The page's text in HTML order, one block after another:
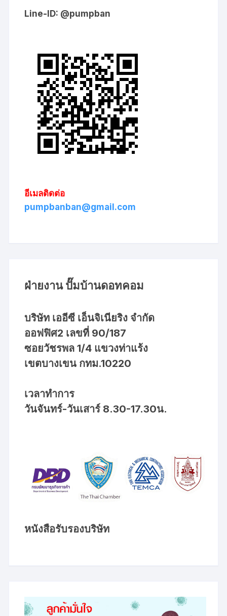
Line-ID: @pumpban
อีเมลติดต่อ
pumpbanban@gmail.com
ฝ่ายงาน ปั๊มบ้านดอทคอม
บริษัท เออีซี เอ็นจิเนียริง จำกัด
ออฟฟิศ2 เลขที่ 90/187
ซอยวัชรพล 1/4 แขวงท่าแร้ง
เขตบางเขน กทม.10220
เวลาทำการ
วันจันทร์-วันเสาร์ 8.30-17.30น.
หนังสือรับรองบริษัท